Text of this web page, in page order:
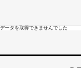
データを取得できませんでした